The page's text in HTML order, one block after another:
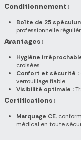
Conditionnement :
Boîte de 25
professionnelle
Avantages :
Hygiène
croisées.
Confort et sécurité :
verrouillage fiable.
Visibilité optimale :
Certifications :
Marquage CE,
médical en toute